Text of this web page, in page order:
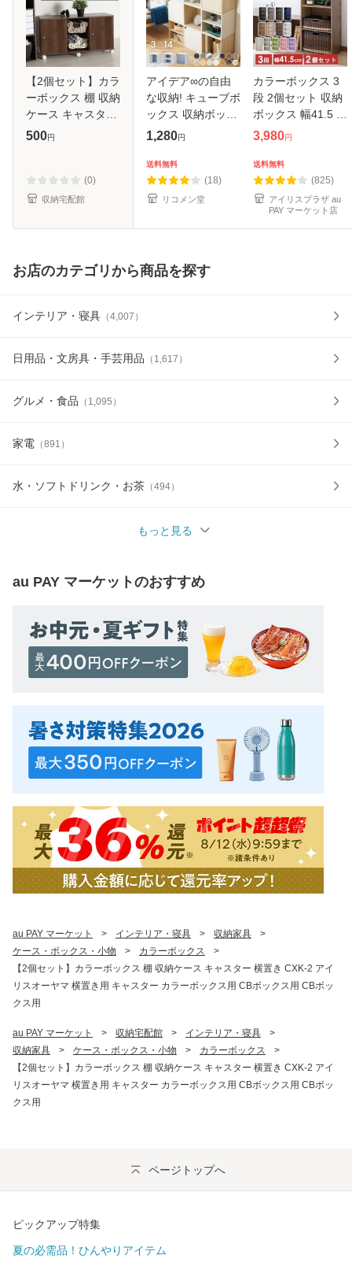
【2個セット】カラ
ーボックス 棚 収納
ケース キャスター
横置き CXK-2 アイ
ラーボックス用
CBボック
500円
(0)
収納宅配館
アイデア∞の自由
な収納! キューブボ
ックス 収納ボック
ス 扉 扉付き オー
cubebox カラーボ
ックス 棚 ディスプ
レイラ
1,280円
送料無料
(18)
リコメン堂
カラーボックス 3
段 2個セット 収納
ボックス 幅41.5 奥
行29 棚 収納 収納
ビング 子供部屋 お
もちゃ ラック シェ
ルフ
3,980円
送料無料
(825)
アイリスプラザ au
PAY マーケット店
お店のカテゴリから商品を探す
インテリア・寝具 （4,007 ）
日用品・文房具・手芸用品 （ 1,617 ）
グルメ・食品 （ 1,095 ）
家電 （891 ）
水・ソフトドリンク・お茶 （494）
もっと見る
au PAY マーケットのおすすめ
au PAY マーケット > インテリア・寝具 > 収納家具
>
ケース・ボックス・小物
> カラーボックス
>
【2個セット】カラーボックス 棚 収納ケース キャスター 横置き CXK-2 アイ
リスオーヤマ 横置き用 キャスター カラーボックス用 CBボックス用 CBボッ
クス用
au PAY マーケット > 収納宅配館 > インテリア・寝具
>
収納家具
> ケース・ボックス・小物 > カラーボックス
>
【2個セット】カラーボックス 棚 収納ケース キャスター 横置き CXK-2 アイ
リスオーヤマ 横置き用 キャスター カラーボックス用 CBボックス用 CBボッ
クス用
ページトップへ
ピックアップ特集
夏の必需品！ひんやりアイテム